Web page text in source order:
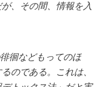
、その間、情報を入
徊などもってのほ
のである。これは、